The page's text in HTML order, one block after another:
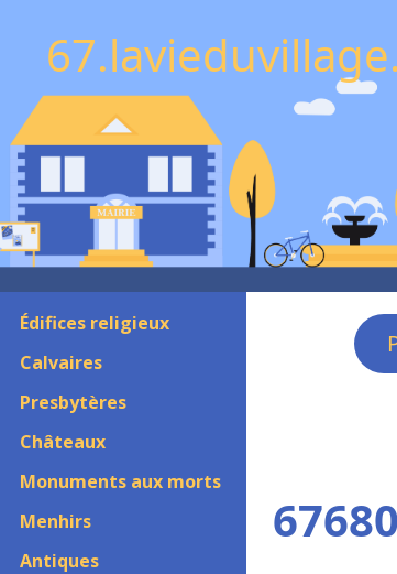
Édifices religieux
Calvaires
Presbytères
Châteaux
Monuments aux morts
Menhirs
Antiques